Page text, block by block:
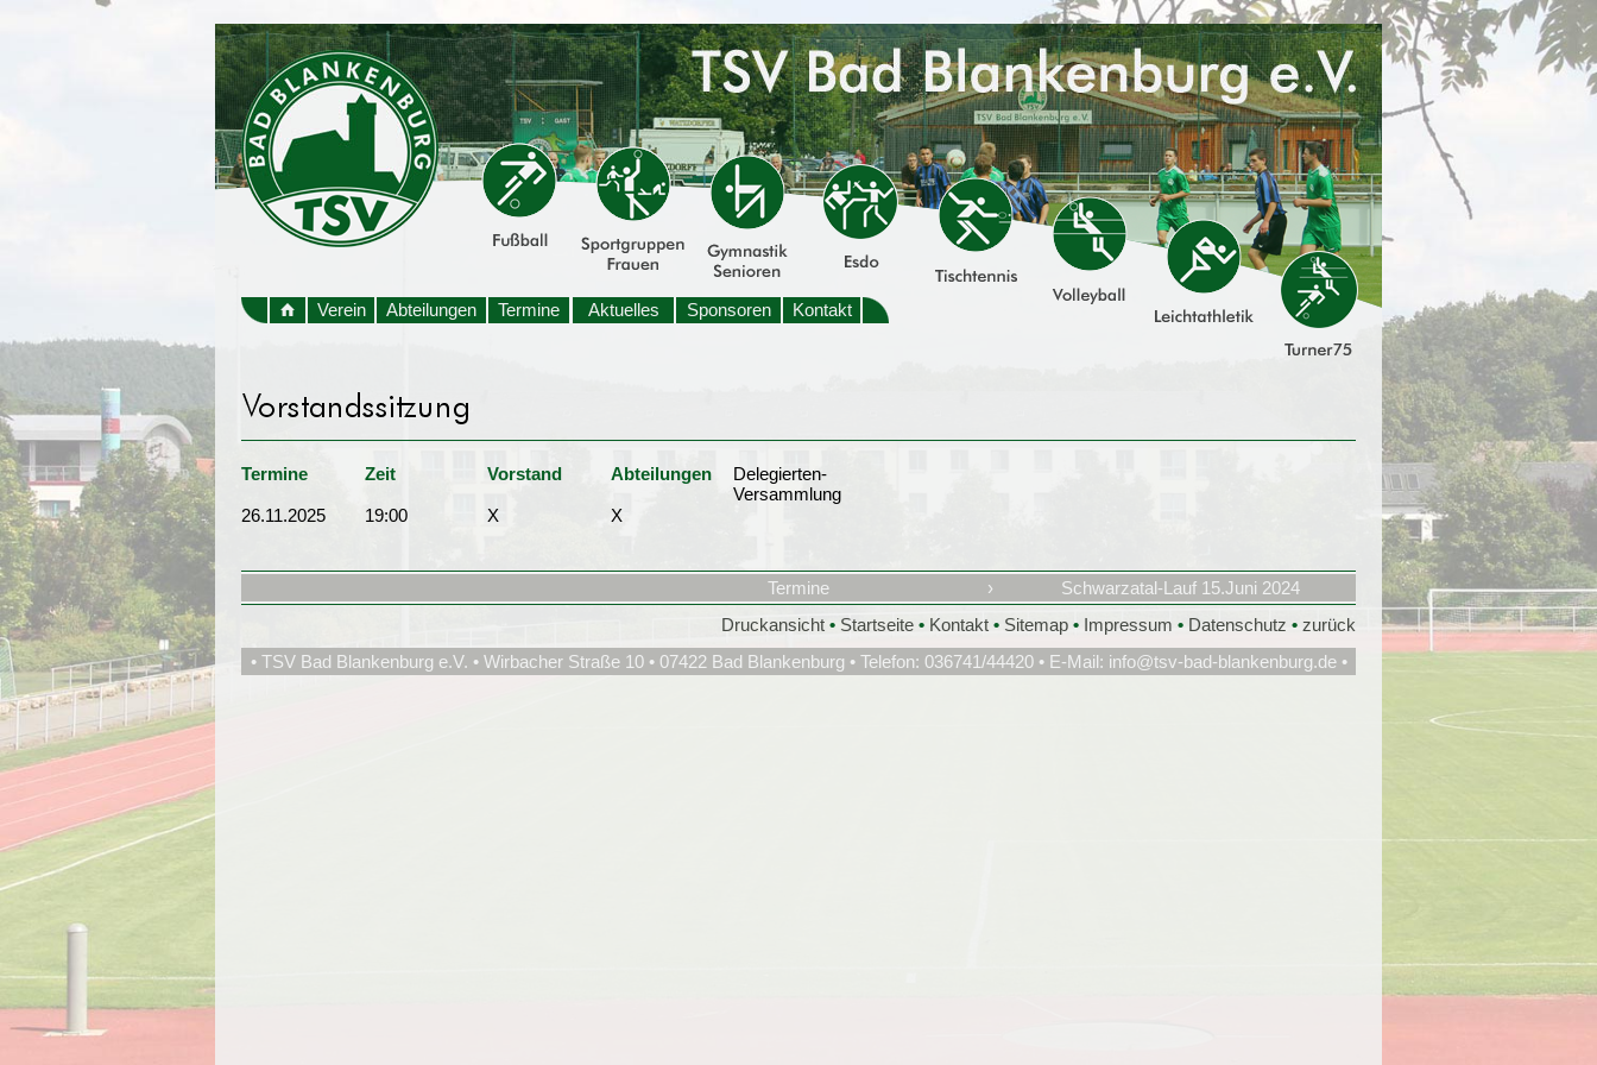
Verein Abteilungen Termine Aktuelles Sponsoren Kontakt
Termine Zeit Vorstand Abteilungen
Delegierten-
Versammlung
26.11.2025
19:00 X X
Termine ›
Schwarzatal-Lauf 15.Juni 2024
Druckansicht • Startseite • Kontakt • Sitemap • Impressum • Datenschutz • zurück
• TSV Bad Blankenburg e.V. • Wirbacher Straße 10 • 07422 Bad Blankenburg • Telefon: 036741/44420 • E-Mail: info@tsv-bad-blankenburg.de•